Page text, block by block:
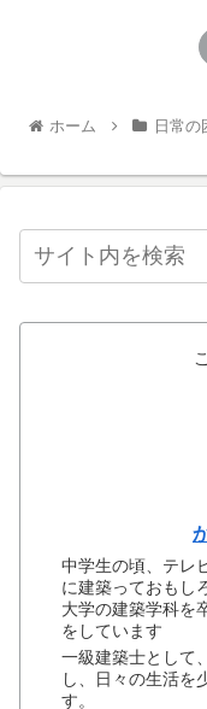
ホーム 日常の
中学生の頃、テレ
に建築っておもし
大学の建築学科を
をしています
一級建築士として
し、日々の生活を
す。